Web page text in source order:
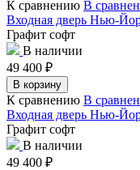
К сравнению В
Входная дверь Нью-
Графит софт
В наличии
49 400 ₽
В корзину
К сравнению В
Входная дверь Нью-
Графит софт
В наличии
49 400 ₽